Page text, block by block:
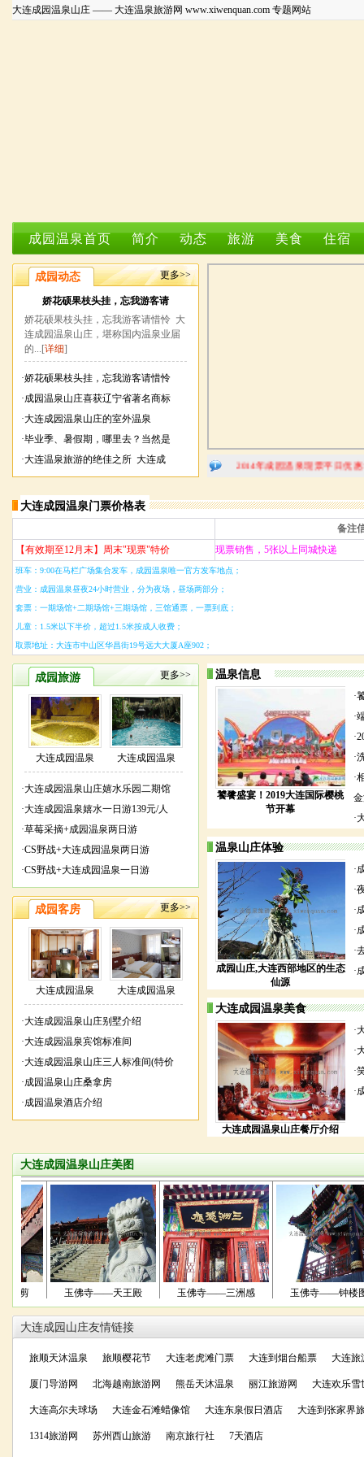
大连成园温泉山庄 —— 大连温泉旅游网 www.xiwenquan.com 专题网站
成园温泉首页 简介 动态 旅游 美食 住宿
更多>>
成园动态
娇花硕果枝头挂，忘我游客请
娇花硕果枝头挂，忘我游客请惜怜 大
连成园温泉山庄，堪称国内温泉业届
的...[详细]
·娇花硕果枝头挂，忘我游客请惜怜
·成园温泉山庄喜获辽宁省著名商标
·大连成园温泉山庄的室外温泉
·毕业季、暑假期，哪里去？当然是
·大连温泉旅游的绝佳之所 大连成
2014年成园温泉现票平日优惠
大连成园温泉门票价格表
备注
【有效期至12月末】周末"现票"特价
现票销售，5张以上同城快递
班车：9:00在马栏广场集合发车，成园温泉唯一官方发车地点；
营业：成园温泉昼夜24小时营业，分为夜场，昼场两部分；
套票：一期场馆+二期场馆+三期场馆，三馆通票，一票到底；
儿童：1.5米以下半价，超过1.5米按成人收费；
取票地址：大连市中山区华昌街19号远大大厦A座902；
更多>>
成园旅游
大连成园温泉 大连成园温泉
·大连成园温泉山庄嬉水乐园二期馆
·大连成园温泉嬉水一日游139元/人
·草莓采摘+成园温泉两日游
·CS野战+大连成园温泉两日游
·CS野战+大连成园温泉一日游
更多>>
成园客房
大连成园温泉 大连成园温泉
·大连成园温泉山庄别墅介绍
·大连成园温泉宾馆标准间
·大连成园温泉山庄三人标准间(特价
·成园温泉山庄桑拿房
·成园温泉酒店介绍
温泉信息
饕餮盛宴！2019大连国际樱桃
节开幕
·
·
·
·
·
·
温泉山庄体验
成园山庄,大连西部地区的生态
仙源
·
·
·
·
·
·
大连成园温泉美食
大连成园温泉山庄餐厅介绍
·
·
·
·
大连成园温泉山庄美图
玉佛寺——天王殿 玉佛寺——三洲感 玉佛寺——钟楼图
大连成园山庄友情链接
旅顺天沐温泉 旅顺樱花节 大连老虎滩门票 大连到烟台船票 大连旅
厦门导游网 北海越南旅游网 熊岳天沐温泉 丽江旅游网 大连欢乐雪
大连高尔夫球场 大连金石滩蜡像馆 大连东泉假日酒店 大连到张家界
1314旅游网 苏州西山旅游 南京旅行社 7天酒店